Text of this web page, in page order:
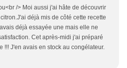
/> Moi aussi j'ai hâte de découvrir
déjà mis de côté cette recette
déjà essayée une mais elle ne
Cet après-midi j'ai préparé
!!! J'en avais en stock au congélateur.